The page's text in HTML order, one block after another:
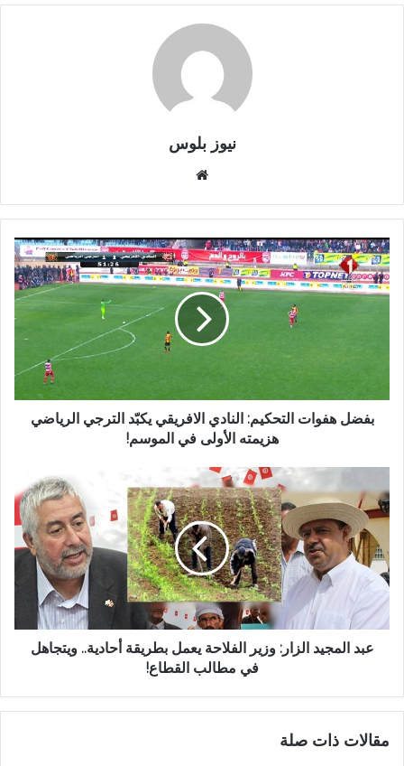
نيوز بلوس
بفضل هفوات التحكيم: النادي الافريقي يكبّد الترجي الرياضي
هزيمته الأولى في الموسم!
عبد المجيد الزار: وزير الفلاحة يعمل بطريقة أحادية.. ويتجاهل
في مطالب القطاع!
مقالات ذات صلة